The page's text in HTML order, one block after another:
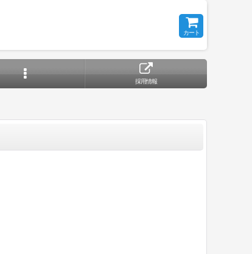
カート
採用情報